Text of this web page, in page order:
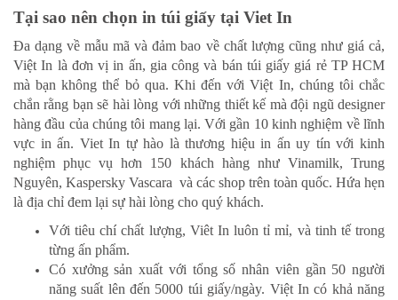
Tại sao nên chọn in túi giấy tại Viet In
Đa dạng về mẫu mã và đảm bao về chất lượng cũng như giá cả,
Việt In là đơn vị in ấn, gia công và bán túi giấy giá rẻ TP HCM
mà bạn không thể bỏ qua. Khi đến với Việt In, chúng tôi chắc
chắn rằng bạn sẽ hài lòng với những thiết kế mà đội ngũ designer
hàng đầu của chúng tôi mang lại. Với gần 10 kinh nghiệm về lĩnh
vực in ấn. Viet In tự hào là thương hiệu in ấn uy tín với kinh
nghiệm phục vụ hơn 150 khách hàng như Vinamilk, Trung
Nguyên, Kaspersky Vascara và các shop trên toàn quốc. Hứa hẹn
là địa chỉ đem lại sự hài lòng cho quý khách.
Với tiêu chí chất lượng, Viêt In luôn tỉ mỉ, và tinh tế trong
từng ấn phẩm.
Có xưởng sản xuất với tổng số nhân viên gần 50 người
năng suất lên đến 5000 túi giấy/ngày. Việt In có khả năng